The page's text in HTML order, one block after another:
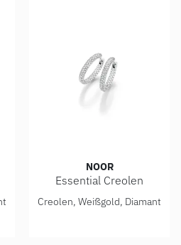
Ref: 15370-010-R7
NOOR
Essential Creolen
Noor Essential Creolen,
Creolen, Weißgold, Diamant